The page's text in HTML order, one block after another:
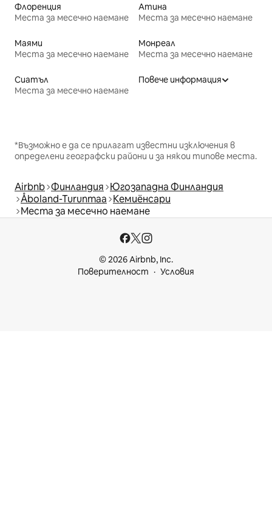
Флоренция
Места за месечно наемане
Атина
Места за месечно наемане
Маями
Места за месечно наемане
Монреал
Места за месечно наемане
Сиатъл
Места за месечно наемане
Повече информация
*Възможно е да се прилагат известни изключения в
определени географски райони и за някои типове места.
Airbnb Финландия Югозападна Финландия
Åboland-Turunmaa Кемиёнсари
Места за месечно наемане
© 2026 Airbnb, Inc.
Поверителност
Условия